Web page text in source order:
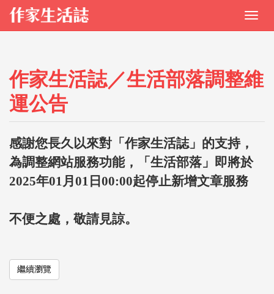
作家生活誌／生活部落調整維
運公告
感謝您長久以來對「作家生活誌」的支持，
為調整網站服務功能，「生活部落」即將於
2025年01月01日00:00起停止新增文章服務
不便之處，敬請見諒。
繼續瀏覽